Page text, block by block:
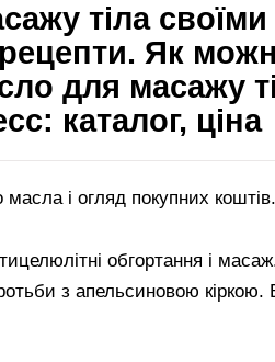
тіла своїми
Як
для масажу
каталог, ціна
і огляд покупних коштів.
обгортання і
з апельсиновою кіркою.